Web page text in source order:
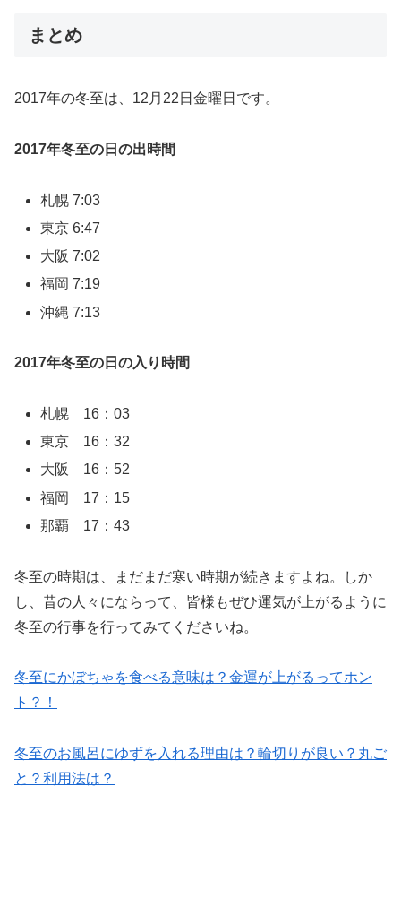
まとめ
2017年の冬至は、12月22日金曜日です。
2017年冬至の日の出時間
札幌 7:03
東京 6:47
大阪 7:02
福岡 7:19
沖縄 7:13
2017年冬至の日の入り時間
札幌 16：03
東京 16：32
大阪 16：52
福岡 17：15
那覇 17：43
冬至の時期は、まだまだ寒い時期が続きますよね。しか
し、昔の人々にならって、皆様もぜひ運気が上がるように
冬至の行事を行ってみてくださいね。
冬至にかぼちゃを食べる意味は？金運が上がるってホン
ト？！
冬至のお風呂にゆずを入れる理由は？輪切りが良い？丸ご
と？利用法は？